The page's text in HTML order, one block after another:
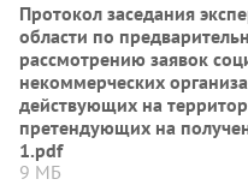
Протокол заседания
области по
рассмотрению заявок
некоммерческих
действующих на
претендующих на
1.pdf
9 МБ